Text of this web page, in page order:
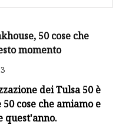
50 cose che
momento
dei Tulsa 50 è
cose che amiamo e
quest'anno.